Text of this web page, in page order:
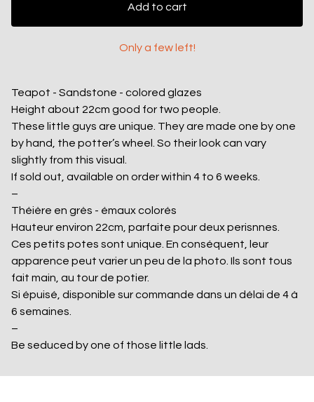
Add to cart
Only a few left!
Teapot - Sandstone - colored glazes
Height about 22cm good for two people.
These little guys are unique. They are made one by one
by hand, the potter’s wheel. So their look can vary
slightly from this visual.
If sold out, available on order within 4 to 6 weeks.
–
Théière en grès - émaux colorés
Hauteur environ 22cm, parfaite pour deux perisnnes.
Ces petits potes sont unique. En conséquent, leur
apparence peut varier un peu de la photo. Ils sont tous
fait main, au tour de potier.
Si épuisé, disponible sur commande dans un délai de 4 à
6 semaines.
–
Be seduced by one of those little lads.